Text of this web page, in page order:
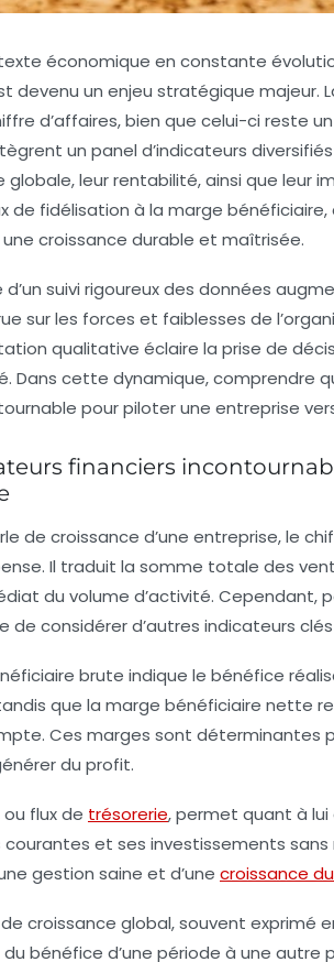
économique en constante
devenu un enjeu stratégique majeur.
d’affaires, bien que celui-ci reste
un panel d’indicateurs
leur rentabilité, ainsi que leur
de fidélisation à la marge
croissance durable et maîtrisée.
d’un suivi rigoureux des données
sur les forces et faiblesses de
qualitative éclaire la prise de
Dans cette dynamique, comprendre
pour piloter une entreprise
financiers
de croissance d’une entreprise, le
Il traduit la somme totale des
du volume d’activité. Cependant,
de considérer d’autres indicateurs
brute indique le bénéfice
que la marge bénéficiaire nette
Ces marges sont déterminantes
du profit.
ou flux de trésorerie, permet quant à
et ses investissements
gestion saine et d’une croissance
croissance global, souvent exprimé
du bénéfice d’une période à une